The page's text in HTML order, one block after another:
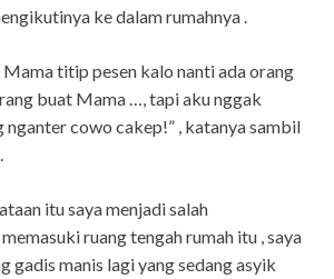
ke dalam rumahnya .
Mama titip pesen kalo nanti ada orang
buat Mama …, tapi aku nggak
nganter cowo cakep!” , katanya sambil
itu saya menjadi salah
ruang tengah rumah itu , saya
gadis manis lagi yang sedang asyik